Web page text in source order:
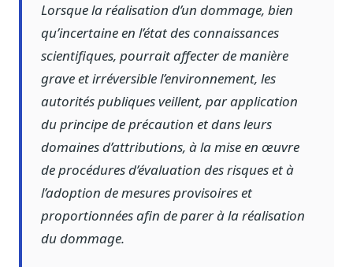
Affaires réglementaires
JO, décrets, conseil des ministres, AAI
Fédérations & plaidoyer
ONG, syndicats, ordres, associations
Parlementaires
Préparez vos interventions et amendements
Journalistes
Veille en temps réel, embeds pour vos contenus
Chercheurs
Données exhaustives pour vos travaux académiques
Suivi par secteur
Lorsque la réalisation d’un dommage, bien
qu’incertaine en l’état des connaissances
scientifiques, pourrait affecter de manière
grave et irréversible l’environnement, les
autorités publiques veillent, par application
du principe de précaution et dans leurs
domaines d’attributions, à la mise en œuvre
de procédures d’évaluation des risques et à
l’adoption de mesures provisoires et
proportionnées afin de parer à la réalisation
du dommage.